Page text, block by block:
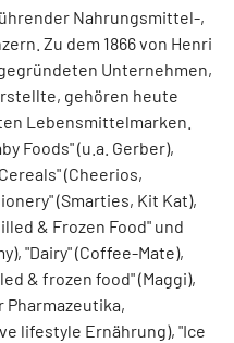
Nahrungsmittel-,
Zu dem 1866 von Henri
Unternehmen,
gehören heute
Lebensmittelmarken.
Foods" (u.a. Gerber),
(Cheerios,
(Smarties, Kit Kat),
& Frozen Food" und
"Dairy" (Coffee-Mate),
& frozen food" (Maggi),
lifestyle Ernährung), "Ice